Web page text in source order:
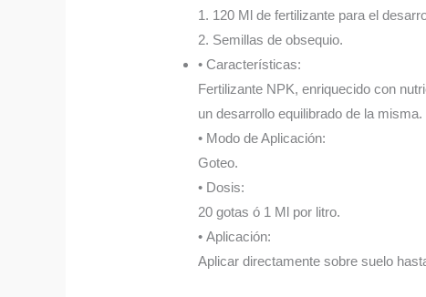
1. 120 Ml de fertilizante para el
2. Semillas de obsequio.
• Características:
Fertilizante NPK, enriquecido con
un desarrollo equilibrado de la misma.
• Modo de Aplicación:
Goteo.
• Dosis:
20 gotas ó 1 Ml por litro.
• Aplicación:
Aplicar directamente sobre suelo